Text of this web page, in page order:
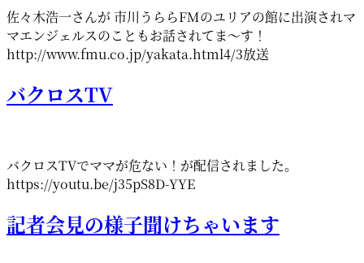
佐々木浩一さんが 市川うららFMのユリアの館に出演されマ
マエンジェルスのこともお話されてま～す！
http://www.fmu.co.jp/yakata.html4/3放送
バクロスTV
バクロスTVでママが危ない！が配信されました。
https://youtu.be/j35pS8D-YYE
記者会見の様子聞けちゃいます